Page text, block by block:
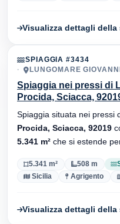
Visualizza dettagli della
SPIAGGIA #3434
LUNGOMARE
Spiaggia nei pressi di
Procida, Sciacca,
Spiaggia situata nei pressi
Procida, Sciacca, 92019
5.341 m² che si estende
5.341 m² 508 m
Sicilia
Agrigento
Visualizza dettagli della